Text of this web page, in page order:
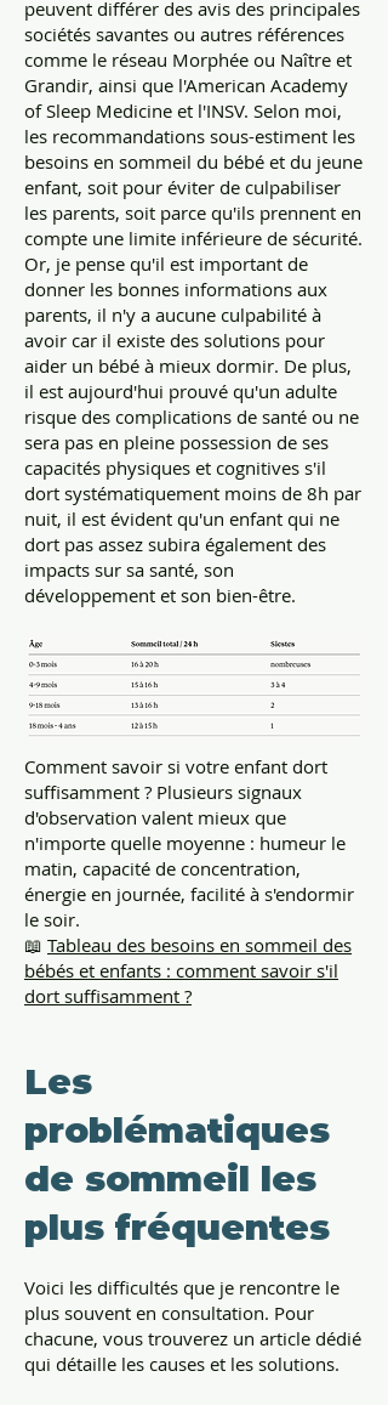
peuvent différer des avis des principales
sociétés savantes ou autres références
comme le réseau Morphée ou Naître et
Grandir, ainsi que l'American Academy
of Sleep Medicine et l'INSV. Selon moi,
les recommandations sous-estiment les
besoins en sommeil du bébé et du jeune
enfant, soit pour éviter de culpabiliser
les parents, soit parce qu'ils prennent en
compte une limite inférieure de sécurité.
Or, je pense qu'il est important de
donner les bonnes informations aux
parents, il n'y a aucune culpabilité à
avoir car il existe des solutions pour
aider un bébé à mieux dormir. De plus,
il est aujourd'hui prouvé qu'un adulte
risque des complications de santé ou ne
sera pas en pleine possession de ses
capacités physiques et cognitives s'il
dort systématiquement moins de 8h par
nuit, il est évident qu'un enfant qui ne
dort pas assez subira également des
impacts sur sa santé, son
développement et son bien-être.
Comment savoir si votre enfant dort
suffisamment ? Plusieurs signaux
d'observation valent mieux que
n'importe quelle moyenne : humeur le
matin, capacité de concentration,
énergie en journée, facilité à s'endormir
le soir.
📖 Tableau des besoins en sommeil des
bébés et enfants : comment savoir s'il
dort suffisamment ?
Les
problématiques
de sommeil les
plus fréquentes
Voici les difficultés que je rencontre le
plus souvent en consultation. Pour
chacune, vous trouverez un article dédié
qui détaille les causes et les solutions.